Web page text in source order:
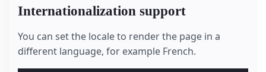
Internationalization support
You can set the locale to render the page in a
different language, for example French.